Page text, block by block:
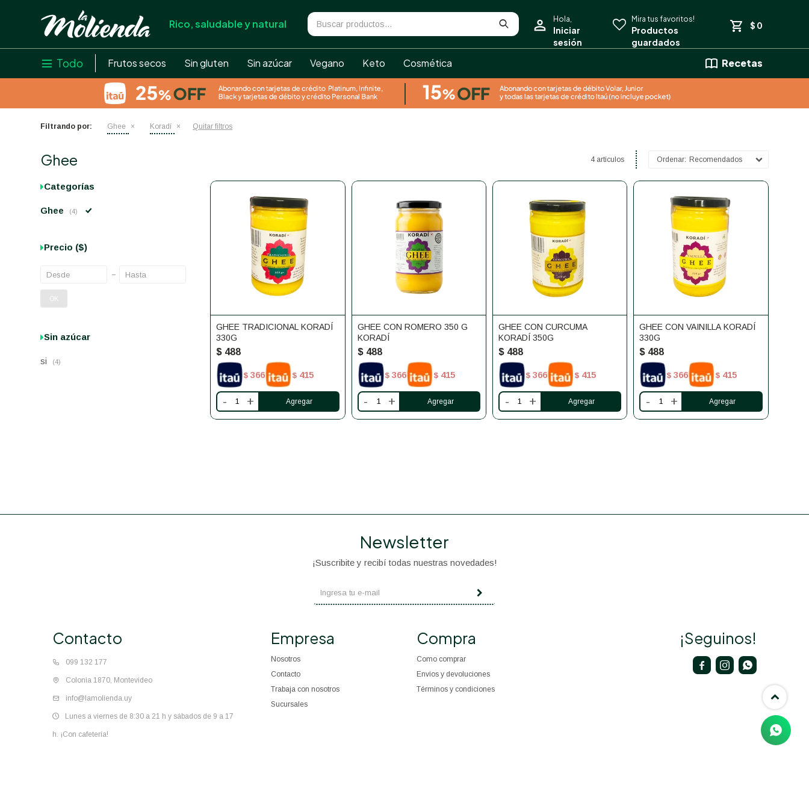
Rico, saludable y natural
 Todo Frutos secos Sin gluten Sin azúcar Vegano Keto Cosmética Recetas
$ 0
Filtrando por: Ghee Koradí Quitar filtros
4 artículos Recomendados
GHEE TRADICIONAL KORADÍ
330G
$ 488
$ 366 $ 415
- +
GHEE CON ROMERO 350 G
KORADÍ
$ 488
$ 366 $ 415
- +
GHEE CON CURCUMA
KORADÍ 350G
$ 488
$ 366 $ 415
- +
GHEE CON VAINILLA KORADÍ
330G
$ 488
$ 366 $ 415
- +
Ghee
Categorías
Ghee (4)
Precio ($)
OK
Sin azúcar
si (4)
Contacto
099 132 177
Colonia 1870, Montevideo
info@lamolienda.uy
Lunes a viernes de 8:30 a 21 h y sábados de 9 a 17
h. ¡Con cafetería!
Empresa
Nosotros
Contacto
Trabaja con nosotros
Sucursales
Compra
Como comprar
Envíos y devoluciones
Términos y condiciones
Newsletter
¡Suscribite y recibí todas nuestras novedades!
¡Seguinos!
  
close
store
local_shipping
credit_card
help